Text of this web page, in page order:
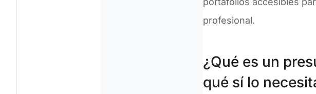
profesional.
¿Qué es un
qué sí lo